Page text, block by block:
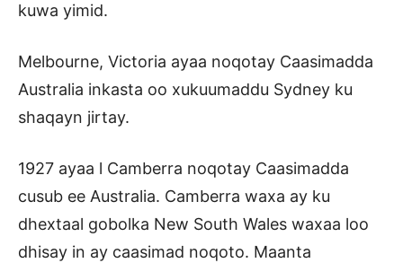
kuwa yimid.
Melbourne, Victoria ayaa noqotay Caasimadda
Australia inkasta oo xukuumaddu Sydney ku
shaqayn jirtay.
1927 ayaa l Camberra noqotay Caasimadda
cusub ee Australia. Camberra waxa ay ku
dhextaal gobolka New South Wales waxaa loo
dhisay in ay caasimad noqoto. Maanta